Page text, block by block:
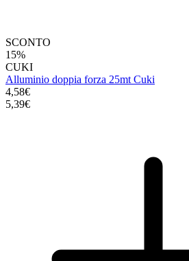
SCONTO
15%
CUKI
Alluminio doppia forza 25mt Cuki
4,58€
5,39€